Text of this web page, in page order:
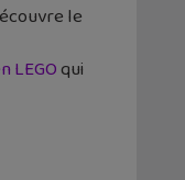
le
LEGOqui